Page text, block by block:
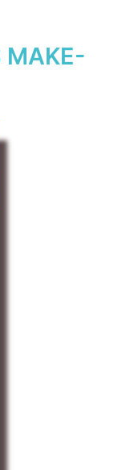
MAKE-